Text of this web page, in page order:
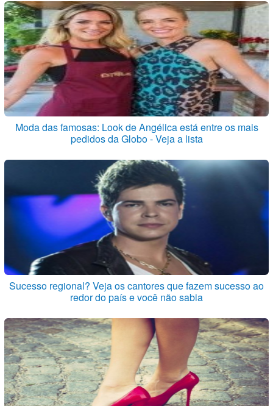
Moda das famosas: Look de Angélica está entre os mais
pedidos da Globo - Veja a lista
Sucesso regional? Veja os cantores que fazem sucesso ao
redor do país e você não sabia